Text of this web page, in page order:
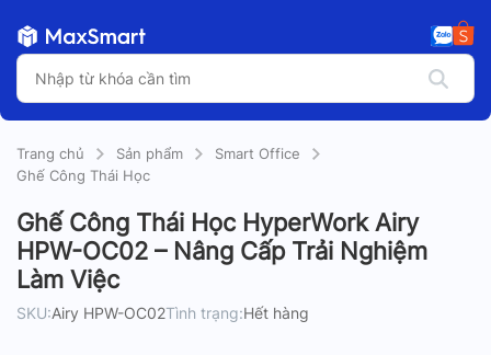
Trang chủ Sản phẩm
Smart Office
Ghế Công Thái Học
Ghế Công Thái Học HyperWork Airy
HPW-OC02 – Nâng Cấp Trải Nghiệm
Làm Việc
SKU:Airy HPW-OC02Tình trạng:Hết hàng